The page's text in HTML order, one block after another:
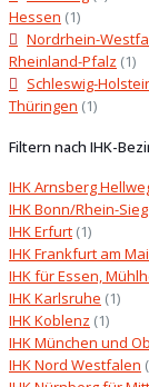
Hessen (1)
Nordrhein-
Rheinland-Pfalz (1)
Schleswig-
Thüringen (1)
Filtern nach IHK-
IHK Arnsberg
IHK Bonn/Rhein-Sieg
IHK Erfurt (1)
IHK Frankfurt am
IHK für Essen,
IHK Karlsruhe (1)
IHK Koblenz (1)
IHK München und
IHK Nord Westfalen